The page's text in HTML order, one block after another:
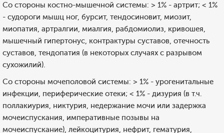
Со стороны костно-мышечной системы: > 1% - артрит; < 1%
- судороги мышц ног, бурсит, тендосиновит, миозит,
миопатия, артралгии, миалгия, рабдомиолиз, кривошея,
мышечный гипертонус, контрактуры суставов, отечность
суставов, тендопатия (в некоторых случаях с разрывом
сухожилий).
Со стороны мочеполовой системы: > 1% - урогенитальные
инфекции, периферические отеки; < 1% - дизурия (в т.ч.
поллакиурия, никтурия, недержание мочи или задержка
мочеиспускания, императивные позывы на
мочеиспускание), лейкоцитурия, нефрит, гематурия,